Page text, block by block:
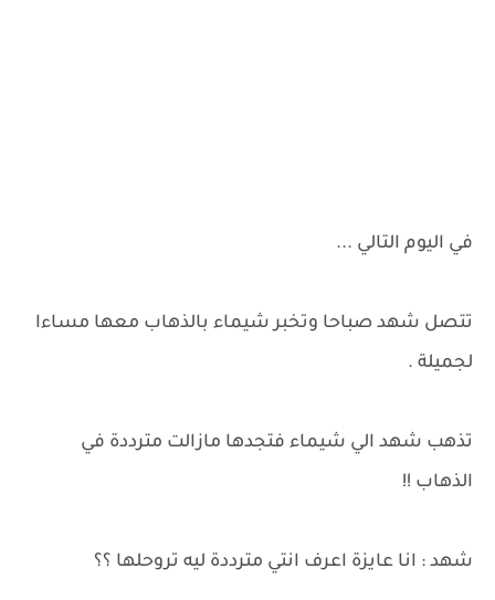
في اليوم التالي ...
تتصل شهد صباحا وتخبر شيماء بالذهاب معها مساءا
لجميلة .
تذهب شهد الي شيماء فتجدها مازالت مترددة في
الذهاب !!
شهد : انا عايزة اعرف انتي مترددة ليه تروحلها ؟؟